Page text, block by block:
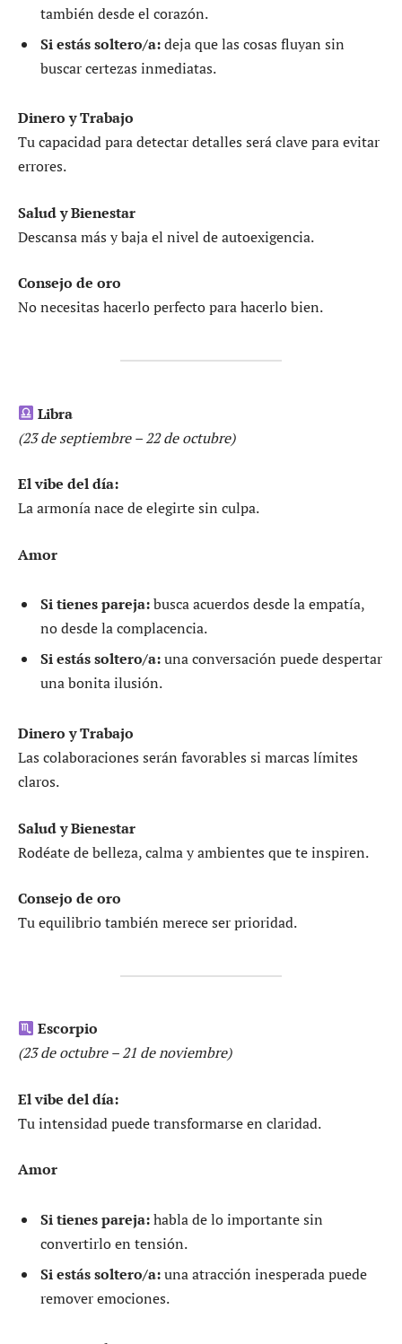
también desde el corazón.
Si estás soltero/a:deja que las cosas fluyan sin
buscar certezas inmediatas.
Dinero y Trabajo
Tu capacidad para detectar detalles será clave para evitar
errores.
Salud y Bienestar
Descansa más y baja el nivel de autoexigencia.
Consejo de oro
No necesitas hacerlo perfecto para hacerlo bien.
Libra
(23 de septiembre – 22 de octubre)
El vibe del día:
La armonía nace de elegirte sin culpa.
Amor
Si tienes pareja:busca acuerdos desde la empatía,
no desde la complacencia.
Si estás soltero/a:una conversación puede despertar
una bonita ilusión.
Dinero y Trabajo
Las colaboraciones serán favorables si marcas límites
claros.
Salud y Bienestar
Rodéate de belleza, calma y ambientes que te inspiren.
Consejo de oro
Tu equilibrio también merece ser prioridad.
Escorpio
(23 de octubre – 21 de noviembre)
El vibe del día:
Tu intensidad puede transformarse en claridad.
Amor
Si tienes pareja:habla de lo importante sin
convertirlo en tensión.
Si estás soltero/a:una atracción inesperada puede
remover emociones.